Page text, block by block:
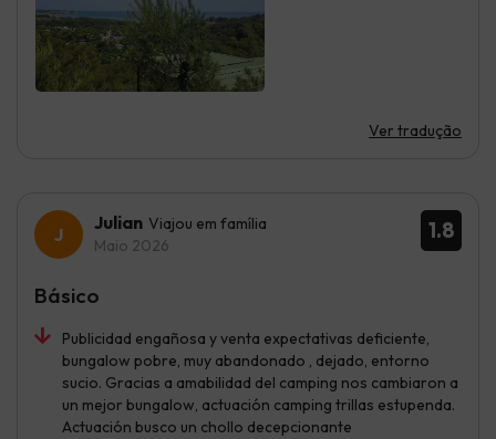
Ver tradução
1.8
Julian Viajou em família
Maio 2026
Publicidad engañosa y venta expectativas deficiente,
bungalow pobre, muy abandonado , dejado, entorno
sucio. Gracias a amabilidad del camping nos cambiaron a
un mejor bungalow, actuación camping trillas estupenda.
Actuación busco un chollo decepcionante
Básico